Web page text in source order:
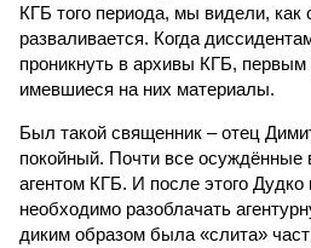
КГБ того периода, мы видели,
разваливается. Когда
проникнуть в архивы КГБ,
имевшиеся на них материалы.
Был такой священник – отец
покойный. Почти все осуждённые
агентом КГБ. И после этого
необходимо разоблачать
диким образом была «слита»